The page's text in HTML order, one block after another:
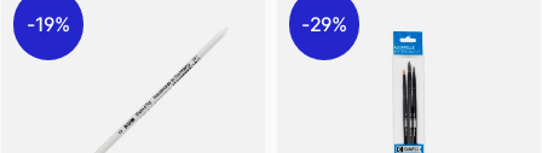
19% 29%